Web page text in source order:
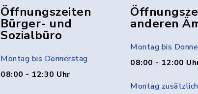
Öffnungszeiten
Bürger- und
Sozialbüro
Montag bis Donnerstag
08:00 - 12:30 Uhr
anderen
Montag bis
08:00 - 12:00
Montag zusätzlich